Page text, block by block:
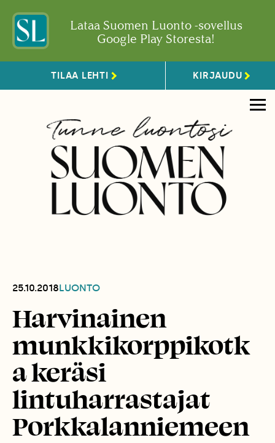
Lataa Suomen Luonto -sovellus
Google Play Storesta!
TILAA LEHTI KIRJAUDU
25.10.2018LUONTO
Harvinainen
munkkikorppikotk
a keräsi
lintuharrastajat
Porkkalanniemeen